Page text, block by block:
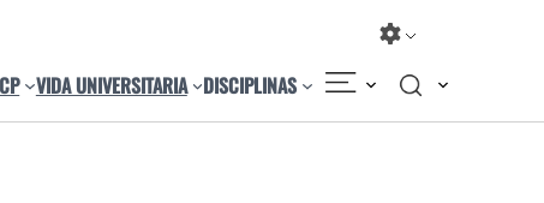
VIDA UNIVERSITARIA DISCIPLINAS